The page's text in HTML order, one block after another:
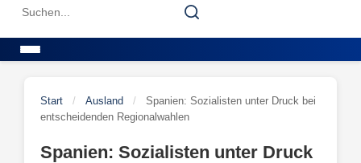
Search
Search
Start / Ausland /
Spanien: Sozialisten unter Druck bei
entscheidenden Regionalwahlen
Spanien: Sozialisten unter Druck